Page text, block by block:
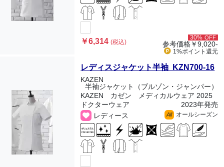
￥6,314(税込)
30% OFF
参考価格￥9,020-
1%ポイント 還元
レディスジャケット半袖 KZN700-16
KAZEN
半袖ジャケット（ブルゾン・ジャンパー）
KAZEN カゼン メディカルウェア 2025
ドクターウェア
2023年発売
レディース
All オールシーズン